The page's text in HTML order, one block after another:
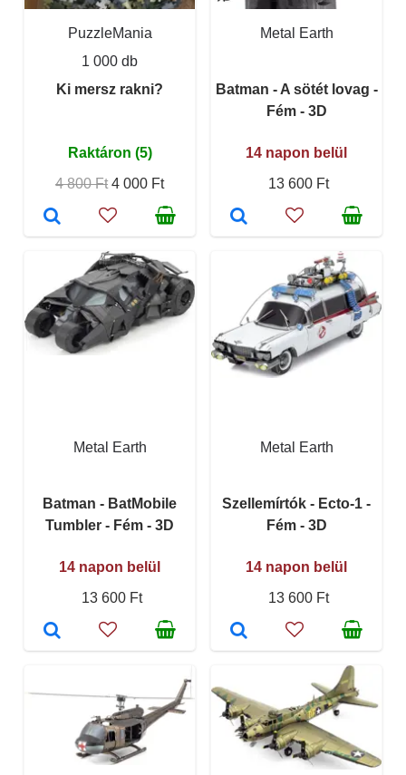
PuzzleMania
1 000 db
Ki mersz rakni?
Raktáron (5)
4 800 Ft 4 000 Ft
Metal Earth
Batman - A sötét lovag -
Fém - 3D
14 napon belül
13 600 Ft
Metal Earth
Batman - BatMobile
Tumbler - Fém - 3D
14 napon belül
13 600 Ft
Metal Earth
Szellemírtók - Ecto-1 -
Fém - 3D
14 napon belül
13 600 Ft